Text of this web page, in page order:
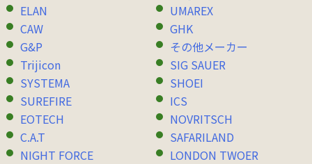
ELAN
UMAREX
CAW
GHK
G&P
その他メーカー
Trijicon
SIG SAUER
SYSTEMA
SHOEI
SUREFIRE
ICS
EOTECH
NOVRITSCH
C.A.T
SAFARILAND
NIGHT FORCE
LONDON TWOER